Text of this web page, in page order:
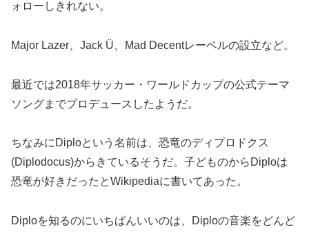
ォローしきれない。
Major Lazer、Jack Ü、Mad Decentレーベルの設立など。
最近では2018年サッカー・ワールドカップの公式テーマ
ソングまでプロデュースしたようだ。
ちなみにDiploという名前は、恐竜のディプロドクス
(Diplodocus)からきているそうだ。子どものからDiploは
恐竜が好きだったとWikipediaに書いてあった。
Diploを知るのにいちばんいいのは、Diploの音楽をどんど